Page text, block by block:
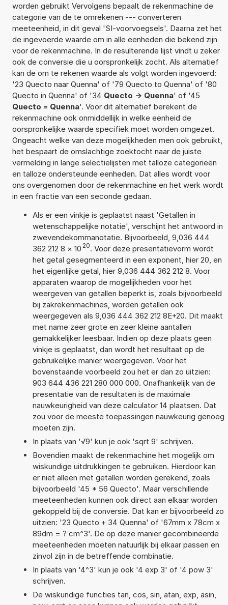
worden gebruikt Vervolgens bepaalt de rekenmachine de
categorie van de te omrekenen --- converteren
meeteenheid, in dit geval 'SI-voorvoegsels'. Daarna zet het
de ingevoerde waarde om in alle eenheden die bekend zijn
voor de rekenmachine. In de resulterende lijst vindt u zeker
ook de conversie die u oorspronkelijk zocht. Als alternatief
kan de om te rekenen waarde als volgt worden ingevoerd:
'23 Quecto naar Quenna' of '79 Quecto to Quenna' of '80
Quecto in Quenna' of '34 Quecto -> Quenna' of '45
Quecto = Quenna'. Voor dit alternatief berekent de
rekenmachine ook onmiddellijk in welke eenheid de
oorspronkelijke waarde specifiek moet worden omgezet.
Ongeacht welke van deze mogelijkheden men ook gebruikt,
het bespaart de omslachtige zoektocht naar de juiste
vermelding in lange selectielijsten met talloze categorieën
en talloze ondersteunde eenheden. Dat alles wordt voor
ons overgenomen door de rekenmachine en het werk wordt
in een fractie van een seconde gedaan.
Als er een vinkje is geplaatst naast 'Getallen in
wetenschappelijke notatie', verschijnt het antwoord in
zwevendekommanotatie. Bijvoorbeeld, 9,036 444
362 212 8 × 10 20. Voor deze presentatievorm wordt
het getal gesegmenteerd in een exponent, hier 20, en
het eigenlijke getal, hier 9,036 444 362 212 8. Voor
apparaten waarop de mogelijkheden voor het
weergeven van getallen beperkt is, zoals bijvoorbeeld
bij zakrekenmachines, worden getallen ook
weergegeven als 9,036 444 362 212 8E+20. Dit maakt
met name zeer grote en zeer kleine aantallen
gemakkelijker leesbaar. Indien op deze plaats geen
vinkje is geplaatst, dan wordt het resultaat op de
gebruikelijke manier weergegeven. Voor het
bovenstaande voorbeeld zou het er dan zo uitzien:
903 644 436 221 280 000 000. Onafhankelijk van de
presentatie van de resultaten is de maximale
nauwkeurigheid van deze calculator 14 plaatsen. Dat
zou voor de meeste toepassingen nauwkeurig genoeg
moeten zijn.
In plaats van '√9' kun je ook 'sqrt 9' schrijven.
Bovendien maakt de rekenmachine het mogelijk om
wiskundige uitdrukkingen te gebruiken. Hierdoor kan
er niet alleen met getallen worden gerekend, zoals
bijvoorbeeld '45 * 56 Quecto'. Maar verschillende
meeteenheden kunnen ook direct aan elkaar worden
gekoppeld bij de conversie. Dat kan er bijvoorbeeld zo
uitzien: '23 Quecto + 34 Quenna' of '67mm x 78cm x
89dm = ? cm^3'. De op deze manier gecombineerde
meeteenheden moeten natuurlijk bij elkaar passen en
zinvol zijn in de betreffende combinatie.
In plaats van '4^3' kun je ook '4 exp 3' of '4 pow 3'
schrijven.
De wiskundige functies tan, cos, sin, atan, exp, asin,